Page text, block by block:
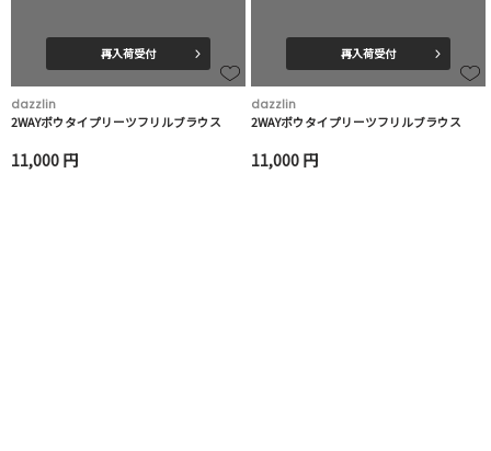
再入荷受付
dazzlin
2WAYボウタイプリーツフリルブラウス
11,000 円
再入荷受付
dazzlin
2WAYボウタイプリーツフリルブラウス
11,000 円